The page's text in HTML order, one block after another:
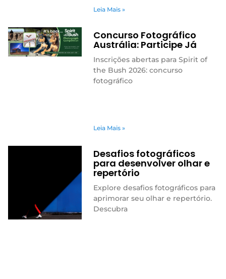
Leia Mais »
Concurso Fotográfico
Austrália: Participe Já
Inscrições abertas para Spirit of
the Bush 2026: concurso
fotográfico
Leia Mais »
Desafios fotográficos
para desenvolver olhar e
repertório
Explore desafios fotográficos para
aprimorar seu olhar e repertório.
Descubra